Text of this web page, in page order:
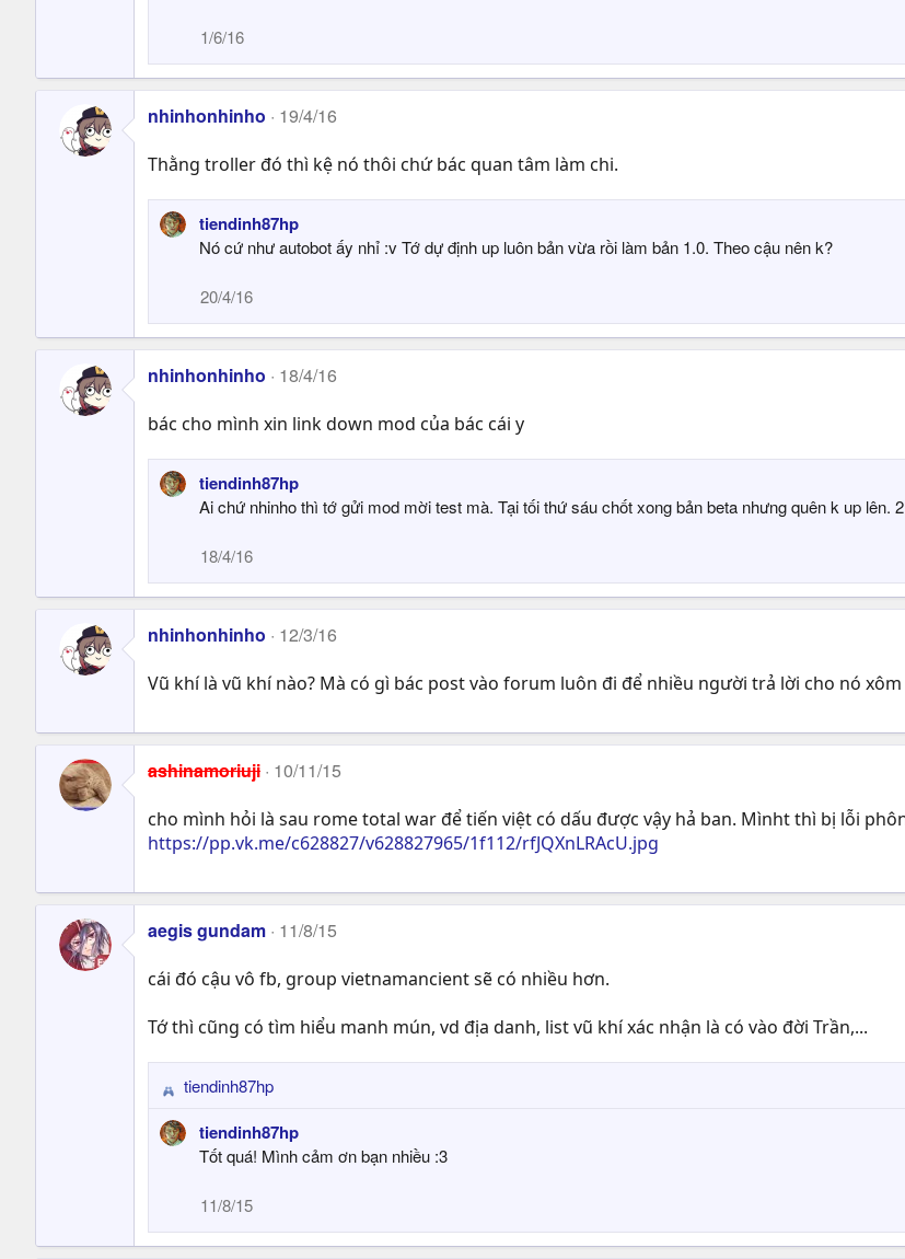
s
:
1/6/16
nhinhonhinho 19/4/16
Thằng troller đó thì kệ nó thôi chứ bác quan tâm làm chi.
tiendinh87hp
Nó cứ như autobot ấy nhỉ :v Tớ dự định up luôn bản vừa rồi làm bản 1.0. Theo cậu nên k?
20/4/16
nhinhonhinho 18/4/16
bác cho mình xin link down mod của bác cái y
tiendinh87hp
Ai chứ nhinho thì tớ gửi mod mời test mà. Tại tối thứ sáu chốt xong bản beta nhưng quên k up
18/4/16
nhinhonhinho 12/3/16
Vũ khí là vũ khí nào? Mà có gì bác post vào forum luôn đi để nhiều người trả lời cho nó xôm
ashinamoriuji 10/11/15
cho mình hỏi là sau rome total war để tiến việt có dấu được vậy hả ban. Mìnht thì bị lỗi
https://pp.vk.me/c628827/v628827965/1f112/rfJQXnLRAcU.jpg
aegis gundam 11/8/15
cái đó cậu vô fb, group vietnamancient sẽ có nhiều hơn.
Tớ thì cũng có tìm hiểu manh mún, vd địa danh, list vũ khí xác nhận là có vào đời Trần,...
R
e
a
o
tiendinh87hp
tiendinh87hp
Tốt quá! Mình cảm ơn bạn nhiều :3
11/8/15